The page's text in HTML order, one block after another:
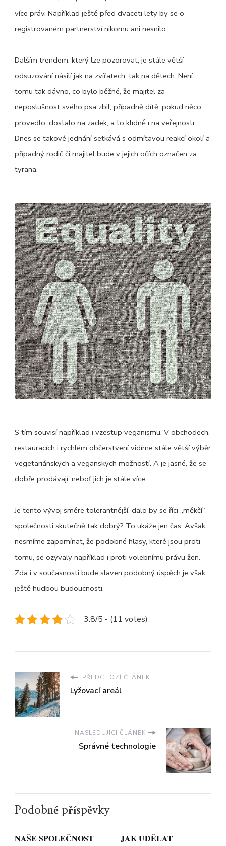
více práv. Například ještě před dvaceti lety by se o
registrovaném partnerství nikomu ani nesnilo.
Dalším trendem, který lze pozorovat, je stále větší
odsuzování násilí jak na zvířatech, tak na dětech. Není
tomu tak dávno, co bylo běžné, že majitel za
neposlušnost svého psa zbil, případně dítě, pokud něco
provedlo, dostalo na zadek, a to klidně i na veřejnosti.
Dnes se takové jednání setkává s odmítavou reakcí okolí a
případný rodič či majitel bude v jejich očích označen za
tyrana.
S tím souvisí například i vzestup veganismu. V obchodech,
restauracích i rychlém občerstvení vidíme stále větší výběr
vegetariánských a veganských možností. A je jasné, že se
dobře prodávají, neboť jich je stále více.
Je tento vývoj směre tolerantnější, dalo by se říci „měkčí“
společnosti skutečně tak dobrý? To ukáže jen čas. Avšak
nesmíme zapomínat, že podobné hlasy, které jsou proti
tomu, se ozývaly například i proti volebnímu právu žen.
Zda i v současnosti bude slaven podobný úspěch je však
ještě hudbou budoucnosti.
3.8/5 - (11 votes)
PŘEDCHOZÍ ČLÁNEK
Lyžovací areál
NASLEDUJÍCÍ ČLÁNEK
Správné technologie
Podobné příspěvky
NAŠE SPOLEČNOST
JAK UDĚLAT